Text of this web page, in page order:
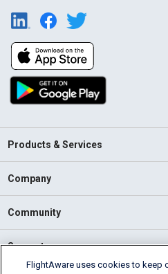
Products & Services
Company
Community
Support
FlightAware uses cookies to keep